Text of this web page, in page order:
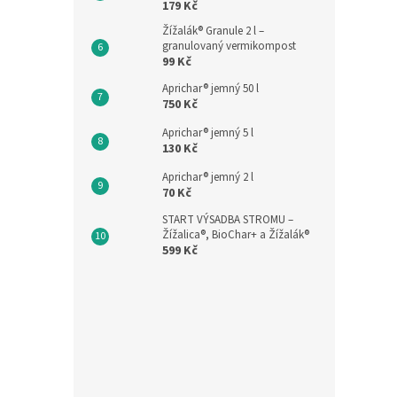
179 Kč
Žížalák® Granule 2 l –
granulovaný vermikompost
99 Kč
Aprichar® jemný 50 l
750 Kč
Aprichar® jemný 5 l
130 Kč
Aprichar® jemný 2 l
70 Kč
START VÝSADBA STROMU –
Žížalica®, BioChar+ a Žížalák®
599 Kč